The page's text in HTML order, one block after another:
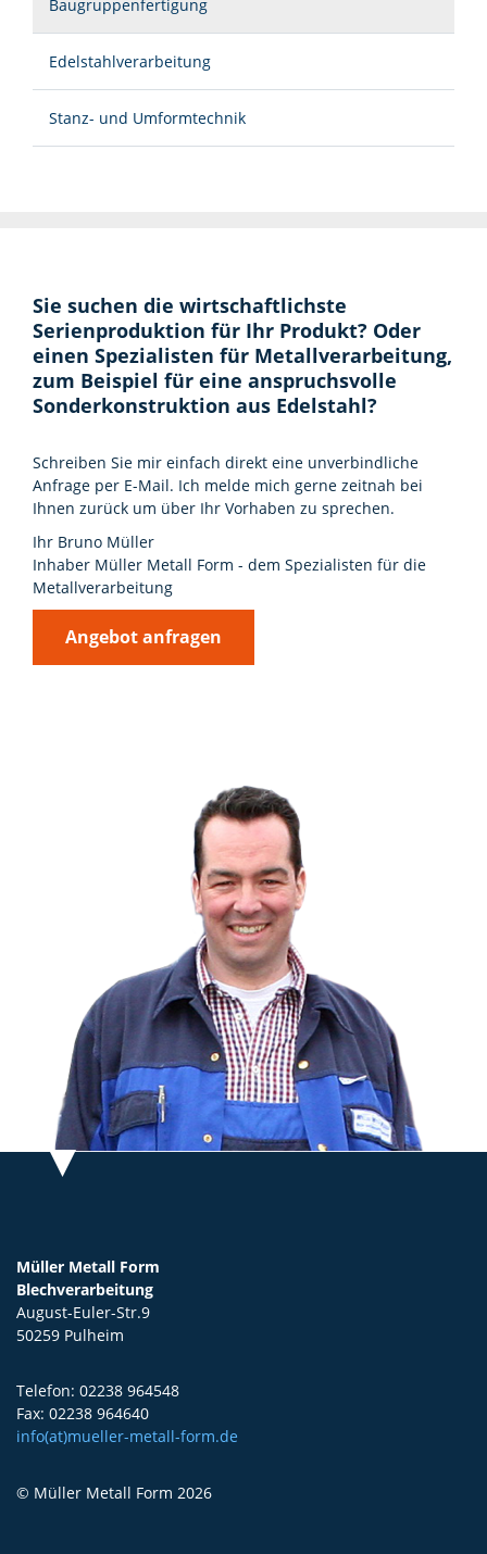
Baugruppenfertigung
Edelstahlverarbeitung
Stanz- und Umformtechnik
Sie suchen die wirtschaftlichste
Serienproduktion für Ihr Produkt? Oder
einen Spezialisten für Metallverarbeitung,
zum Beispiel für eine anspruchsvolle
Sonderkonstruktion aus Edelstahl?
Schreiben Sie mir einfach direkt eine unverbindliche
Anfrage per E-Mail. Ich melde mich gerne zeitnah bei
Ihnen zurück um über Ihr Vorhaben zu sprechen.
Ihr Bruno Müller
Inhaber Müller Metall Form - dem Spezialisten für die
Metallverarbeitung
Angebot anfragen
Müller Metall Form
Blechverarbeitung
August-Euler-Str.9
50259 Pulheim
Telefon: 02238 964548
Fax: 02238 964640
info(at)mueller-metall-form.de
© Müller Metall Form 2026